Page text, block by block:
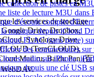
collection de pistes en
liste de lecture M3U dans
d'écoute complet
musique depuis iCloud
FLAC (sans perte)
des commentaires
livres audio sur iPhone,
depuis une clé USB
les services de stockage
Drive, Dropbox,
Synology Drive,
(TeraCLOUD),
Mail.ru, Baidu Pan (百